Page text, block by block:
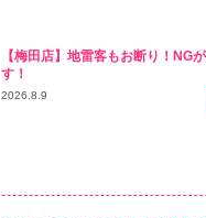
【梅田店】地雷客もお断り！NG
す！
2026.8.9